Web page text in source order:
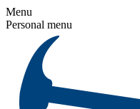
Menu
Personal menu